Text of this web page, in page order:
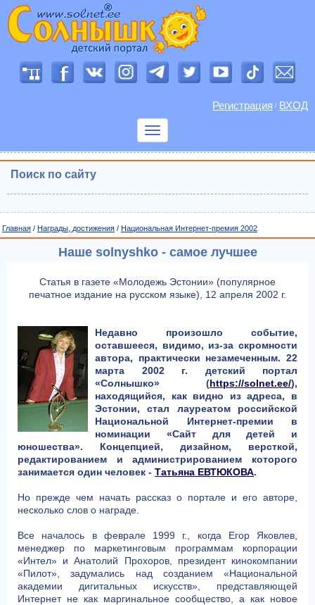
Регистрация / ВХОД
Показать
Поиск по сайту
Главная / Награды, достижения / Национальная Интернет-премия 2002
Наше solnyshko - самое лучшее
Статья в газете «Молодежь Эстонии» (популярное
печатное издание на русском языке), 12 апреля 2002 г.
Недавно произошло событие,
оставшееся, видимо, из-за скромности
автора, практически незамеченным. 22
марта 2002 г. детский портал
«Солнышко» (https://solnet.ee/),
находящийся, как видно из адреса, в
Эстонии, стал лауреатом российской
Национальной Интернет-премии в
номинации «Сайт для детей и
юношества». Концепцией, дизайном, версткой,
редактированием и администрированием которого
занимается один человек - Татьяна ЕВТЮКОВА.
Но прежде чем начать рассказ о портале и его авторе,
несколько слов о награде.
Все началось в феврале 1999 г., когда Егор Яковлев,
менеджер по маркетинговым программам корпорации
«Интел» и Анатолий Прохоров, президент кинокомпании
«Пилот», задумались над созданием «Национальной
академии дигитальных искусств», представляющей
Интернет не как маргинальное сообщество, а как новое